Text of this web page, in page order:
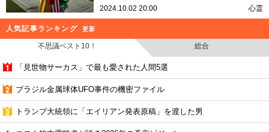
2024.10.02 20:00 心霊
人気記事ランキング 更新
不思議ベスト10！ 総合
「見世物サーカス」で最も愛された人間5選
ブラジル金属球体UFO事件の機密ファイル
トランプ大統領に「エイリアン発表原稿」を渡した男